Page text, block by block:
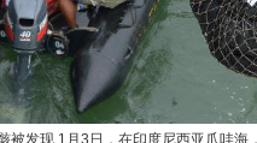
发现 1月3日，在印度尼西亚爪哇海